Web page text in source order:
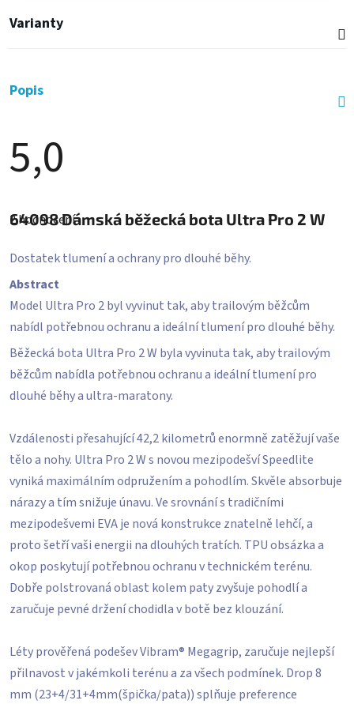
Varianty
Popis
5,0
produktu
z
hvězdiček.
2 hodnocení
64098Dámská běžecká bota Ultra Pro 2 W
Dostatek tlumení a ochrany pro dlouhé běhy.
Abstract
Model Ultra Pro 2 byl vyvinut tak, aby trailovým běžcům
nabídl potřebnou ochranu a ideální tlumení pro dlouhé běhy.
Běžecká bota Ultra Pro 2 W byla vyvinuta tak, aby trailovým
běžcům nabídla potřebnou ochranu a ideální tlumení pro
dlouhé běhy a ultra-maratony.
Vzdálenosti přesahující 42,2 kilometrů enormně zatěžují vaše
tělo a nohy. Ultra Pro 2 W s novou mezipodešví Speedlite
vyniká maximálním odpružením a pohodlím. Skvěle absorbuje
nárazy a tím snižuje únavu. Ve srovnání s tradičními
mezipodešvemi EVA je nová konstrukce znatelně lehčí, a
proto šetří vaši energii na dlouhých tratích. TPU obsázka a
okop poskytují potřebnou ochranu v technickém terénu.
Dobře polstrovaná oblast kolem paty zvyšuje pohodlí a
zaručuje pevné držení chodidla v botě bez klouzání.
Léty prověřená podešev Vibram® Megagrip, zaručuje nejlepší
přilnavost v jakémkoli terénu a za všech podmínek. Drop 8
mm (23+4/31+4mm(špička/pata)) splňuje preference